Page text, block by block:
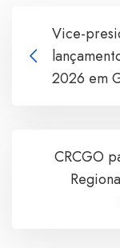
Vice-
2026 em
CRCGO